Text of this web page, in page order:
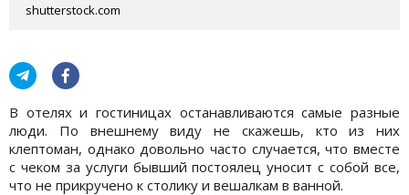
shutterstock.com
В отелях и гостиницах останавливаются самые разные
люди. По внешнему виду не скажешь, кто из них
клептоман, однако довольно часто случается, что вместе
с чеком за услуги бывший постоялец уносит с собой все,
что не прикручено к столику и вешалкам в ванной.